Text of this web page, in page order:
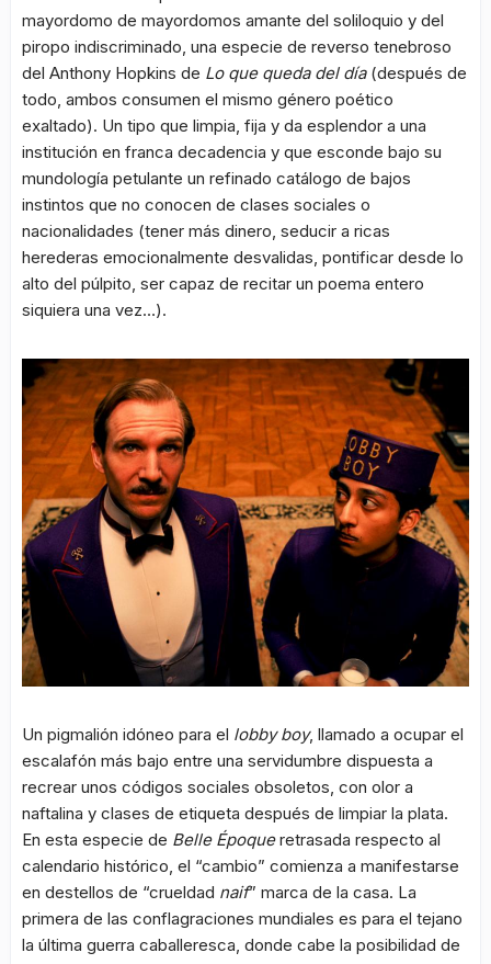
mayordomo de mayordomos amante del soliloquio y del
piropo indiscriminado, una especie de reverso tenebroso
del Anthony Hopkins de Lo que queda del día(después de
todo, ambos consumen el mismo género poético
exaltado). Un tipo que limpia, fija y da esplendor a una
institución en franca decadencia y que esconde bajo su
mundología petulante un refinado catálogo de bajos
instintos que no conocen de clases sociales o
nacionalidades (tener más dinero, seducir a ricas
herederas emocionalmente desvalidas, pontificar desde lo
alto del púlpito, ser capaz de recitar un poema entero
siquiera una vez…).
Un pigmalión idóneo para el lobby boy, llamado a ocupar el
escalafón más bajo entre una servidumbre dispuesta a
recrear unos códigos sociales obsoletos, con olor a
naftalina y clases de etiqueta después de limpiar la plata.
En esta especie de Belle Époqueretrasada respecto al
calendario histórico, el “cambio” comienza a manifestarse
en destellos de “crueldad naif” marca de la casa. La
primera de las conflagraciones mundiales es para el tejano
la última guerra caballeresca, donde cabe la posibilidad de